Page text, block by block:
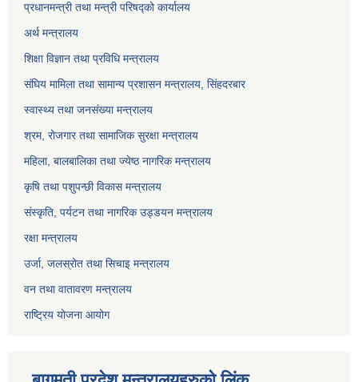
प्रधानमन्त्री तथा मन्त्री परिषद्को कार्यालय
अर्थ मन्त्रालय
शिक्षा विज्ञान तथा प्रविधि मन्त्रालय
संघिय मामिला तथा सामान्य प्रशासन मन्त्रालय, सिंहदरबार
स्वास्थ्य तथा जनसंख्या मन्त्रालय
श्रम, रोजगार तथा सामाजिक सुरक्षा मन्त्रालय
महिला, बालबालिका तथा ज्येष्ठ नागरिक मन्त्रालय
कृषि तथा पशुपन्छी विकास मन्त्रालय
संस्कृति, पर्यटन तथा नागरिक उड्डयन मन्त्रालय
रक्षा मन्त्रालय
उर्जा, जलस्रोत तथा सिचाइ मन्त्रालय
वन तथा वातावरण मन्त्रालय
राष्ट्रिय योजना आयोग